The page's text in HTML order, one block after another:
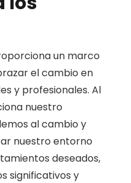
un marco
el cambio en
y profesionales. Al
nuestro
al cambio y
nuestro entorno
deseados,
significativos y